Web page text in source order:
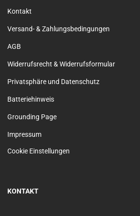
Kontakt
Versand- & Zahlungsbedingungen
AGB
Widerrufsrecht & Widerrufsformular
Privatsphäre und Datenschutz
Batteriehinweis
Grounding Page
Impressum
Cookie Einstellungen
KONTAKT